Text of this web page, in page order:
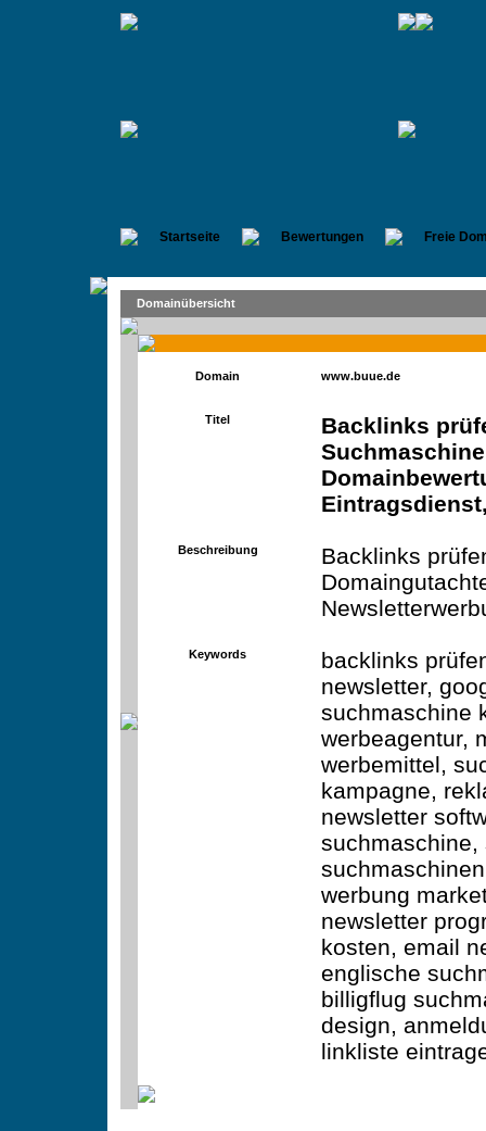
Startseite Bewertungen Freie
Domainübersicht
Domain www.buue.de
Titel
Backlinks
Beschreibung
Backlinks
Keywords
backlinks
newsletter,
suchmaschine
werbeagentur,
werbemittel,
kampagne,
newsletter
suchmaschine,
werbung
newsletter
kosten, email
englische
billigflug
design,
linkliste